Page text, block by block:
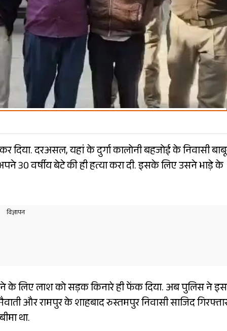
दिया. दरअसल, यहां के दुर्गा कालोनी बहजोई के निवासी
30 वर्षीय बेटे की ही हत्या करा दी. इसके लिए उसने भाड़े के
के लिए लाश को सड़क किनारे ही फेंक दिया. अब पुलिस ने इस
और रामपुर के शाहबाद रुस्तमपुर निवासी साजिद
था.